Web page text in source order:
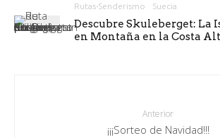
Rutas-Senderismo Suecia
Descubre Skuleberget: La
en Montaña en la Costa
Anterior
¡¡¡Sorteo de Navidad!!!